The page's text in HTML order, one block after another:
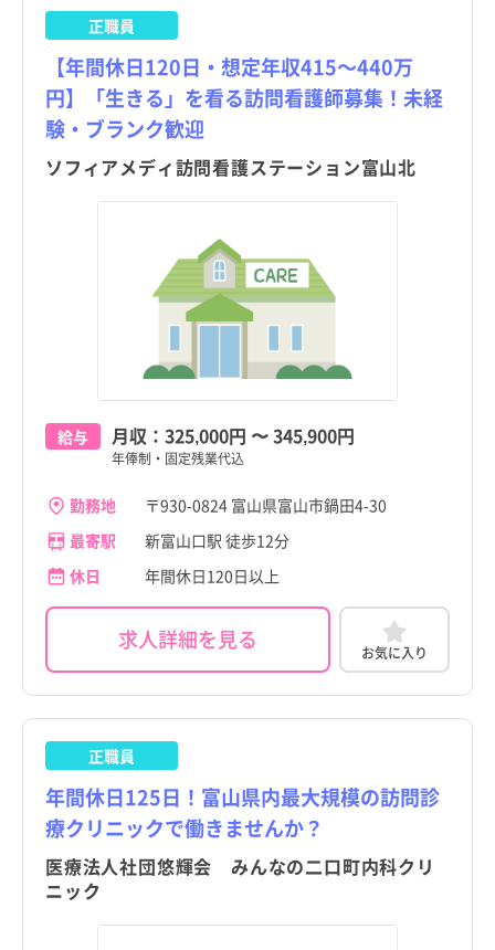
正職員
【年間休日120日・想定年収415～440万
円】「生きる」を看る訪問看護師募集！未経
験・ブランク歓迎
ソフィアメディ訪問看護ステーション富山北
給与 月収： 325,000円 〜345,900円
年俸制・固定残業代込
勤務地
〒930-0824 富山県富山市鍋田4-30
最寄駅
新富山口駅 徒歩12分
休日
年間休日120日以上
求人詳細を見る お気に入り
正職員
年間休日125日！富山県内最大規模の訪問診
療クリニックで働きませんか？
医療法人社団悠輝会 みんなの二口町内科クリ
ニック